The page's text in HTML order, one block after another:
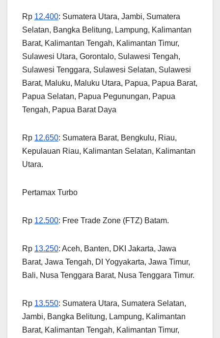
Rp 12.400: Sumatera Utara, Jambi, Sumatera
Selatan, Bangka Belitung, Lampung, Kalimantan
Barat, Kalimantan Tengah, Kalimantan Timur,
Sulawesi Utara, Gorontalo, Sulawesi Tengah,
Sulawesi Tenggara, Sulawesi Selatan, Sulawesi
Barat, Maluku, Maluku Utara, Papua, Papua Barat,
Papua Selatan, Papua Pegunungan, Papua
Tengah, Papua Barat Daya
Rp 12.650: Sumatera Barat, Bengkulu, Riau,
Kepulauan Riau, Kalimantan Selatan, Kalimantan
Utara.
Pertamax Turbo
Rp 12.500: Free Trade Zone (FTZ) Batam.
Rp 13.250: Aceh, Banten, DKI Jakarta, Jawa
Barat, Jawa Tengah, DI Yogyakarta, Jawa Timur,
Bali, Nusa Tenggara Barat, Nusa Tenggara Timur.
Rp 13.550: Sumatera Utara, Sumatera Selatan,
Jambi, Bangka Belitung, Lampung, Kalimantan
Barat, Kalimantan Tengah, Kalimantan Timur,